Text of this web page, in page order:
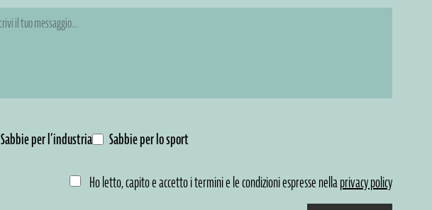
Sabbie per l’industria Sabbie per lo sport
Ho letto, capito e accetto i termini e le condizioni espresse nellaprivacy policy